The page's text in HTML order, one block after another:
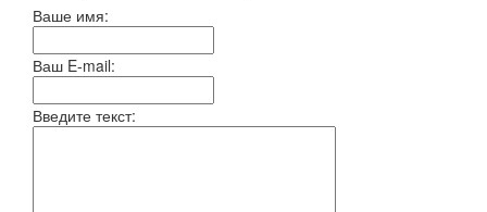
Ваше имя:
Ваш E-mail:
Введите текст: